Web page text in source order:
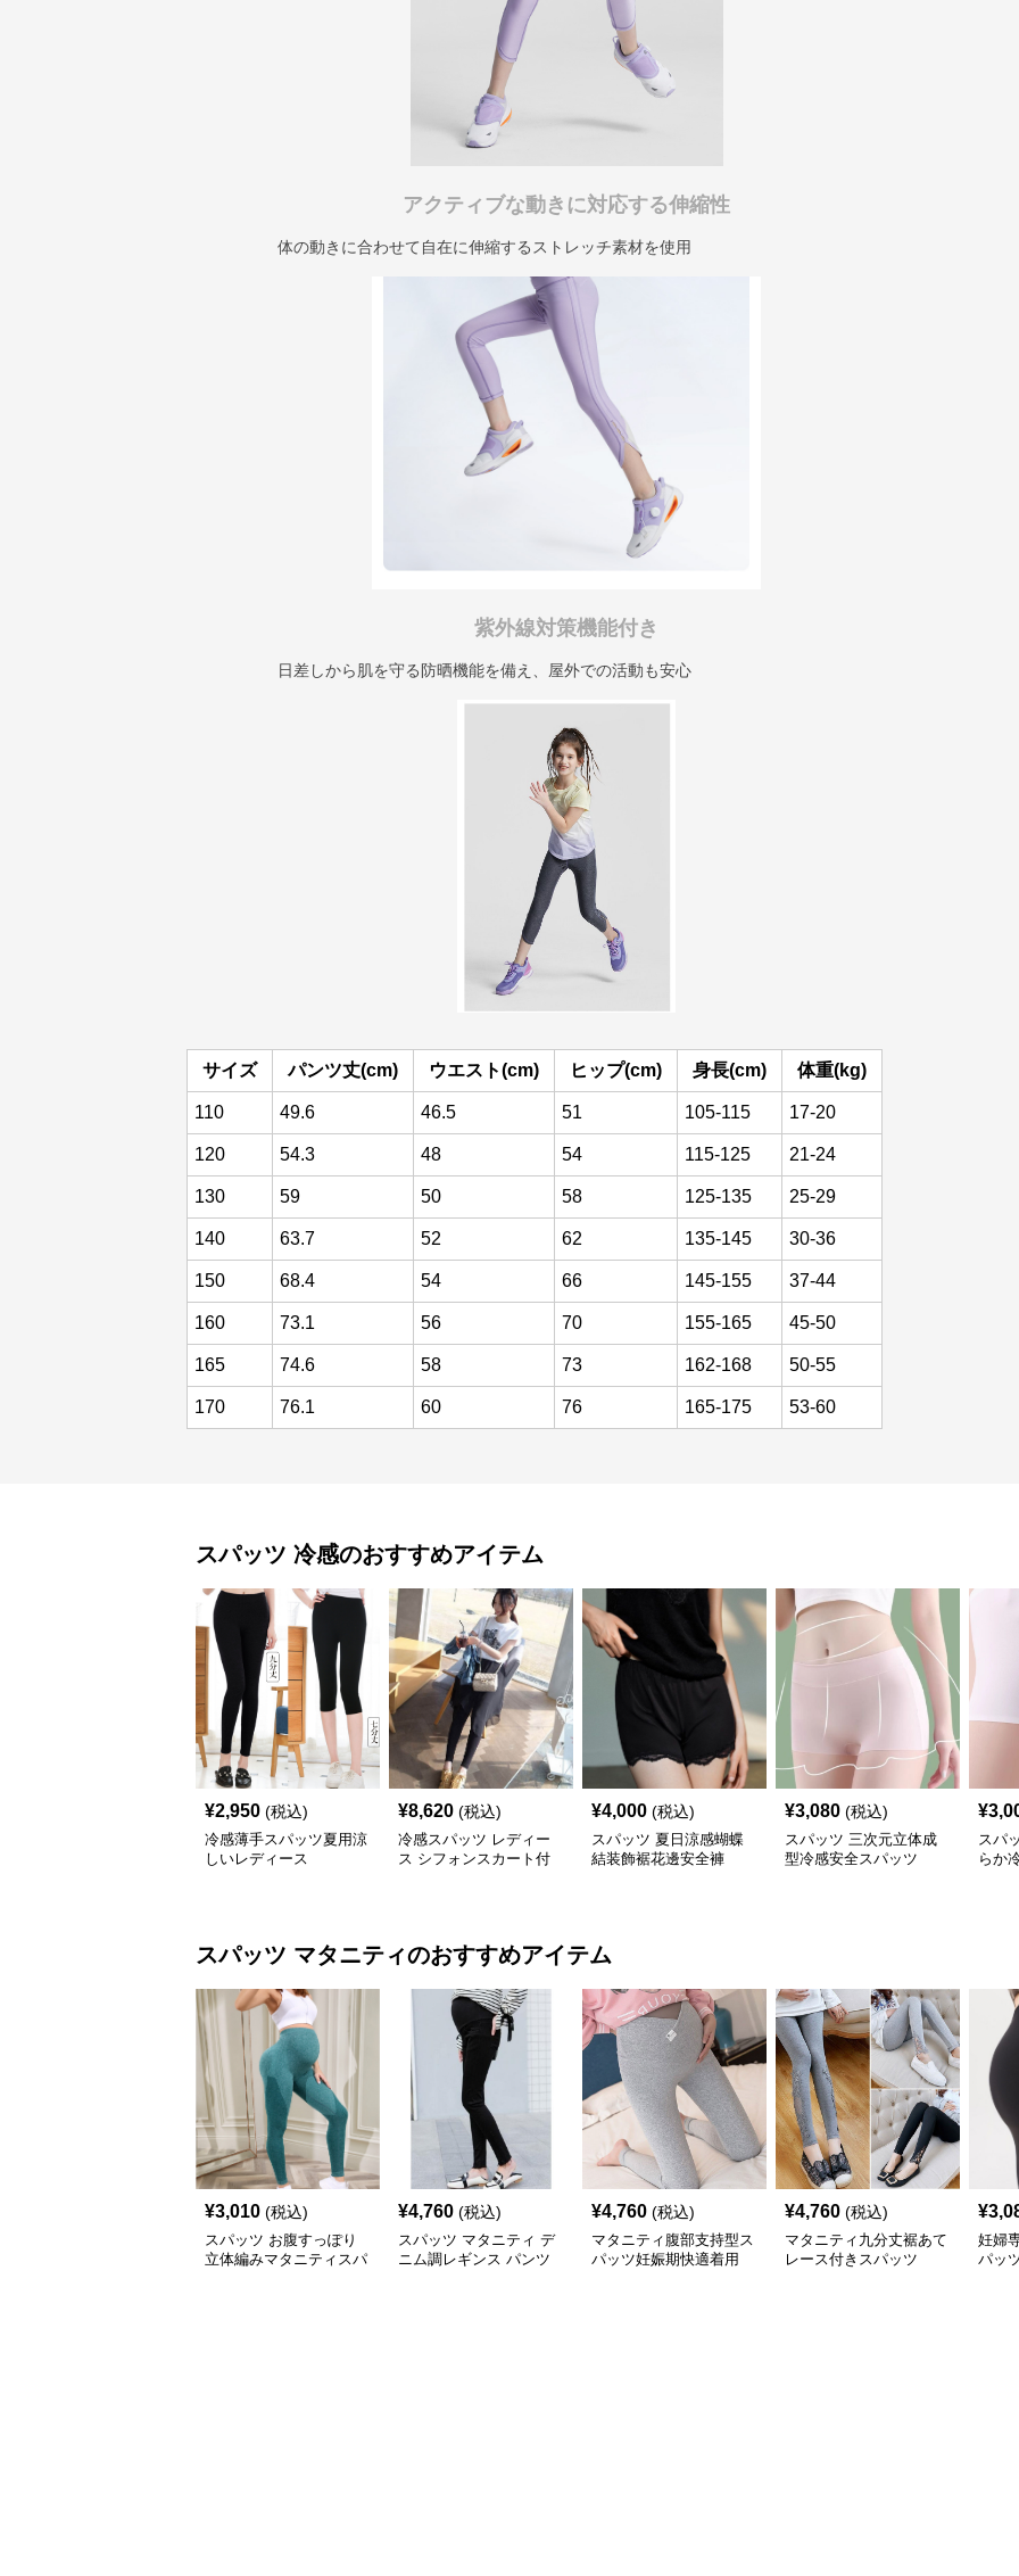
アクティブな動きに対応する伸縮性
体の動きに合わせて自在に伸縮するストレッチ素材を使用
紫外線対策機能付き
日差しから肌を守る防晒機能を備え、屋外での活動も安心
サイズ パンツ丈(cm) ウエスト(cm) ヒップ(cm) 身長(cm) 体重(kg)
110 49.6 46.5 51 105-115 17-20
120 54.3 48 54 115-125 21-24
130 59 50 58 125-135 25-29
140 63.7 52 62 135-145 30-36
150 68.4 54 66 145-155 37-44
160 73.1 56 70 155-165 45-50
165 74.6 58 73 162-168 50-55
170 76.1 60 76 165-175 53-60
スパッツ 冷感のおすすめアイテム
¥2,950 (税込)
冷感薄手スパッツ夏用涼
しいレディース
¥8,620 (税込)
冷感スパッツ レディー
ス シフォンスカート付
¥4,000 (税込)
スパッツ 夏日涼感蝴蝶
結装飾裾花邊安全褲
¥3,080 (税込)
スパッツ 三次元立体成
型冷感安全スパッツ
¥
スパ
らか
スパッツ マタニティのおすすめアイテム
¥3,010 (税込)
スパッツ お腹すっぽり
立体編みマタニティスパ
¥4,760 (税込)
スパッツ マタニティ デ
ニム調レギンス パンツ
¥4,760 (税込)
マタニティ腹部支持型ス
パッツ妊娠期快適着用
¥4,760 (税込)
マタニティ九分丈裾あて
レース付きスパッツ
¥
妊婦
パッ